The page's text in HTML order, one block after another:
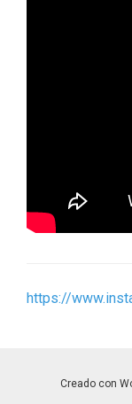
https://
Creado con